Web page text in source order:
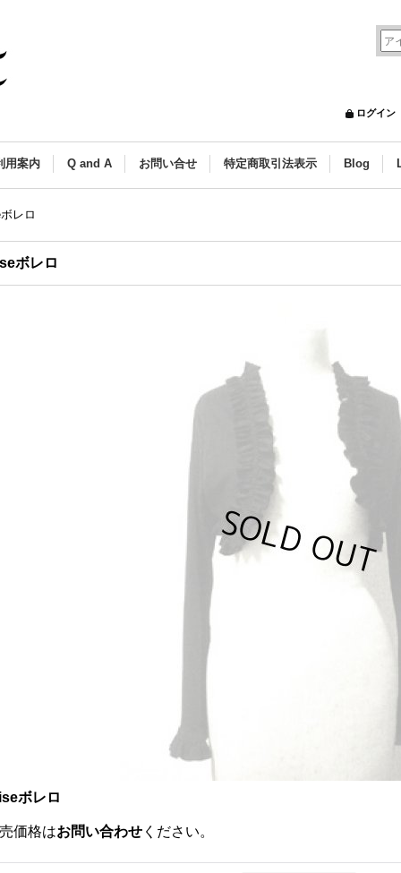
ログイン
用案内 Q and A お問い合せ 特定商取引法表示 Blog
レロ
ボレロ
ボレロ
価格はお問い合わせ ください。